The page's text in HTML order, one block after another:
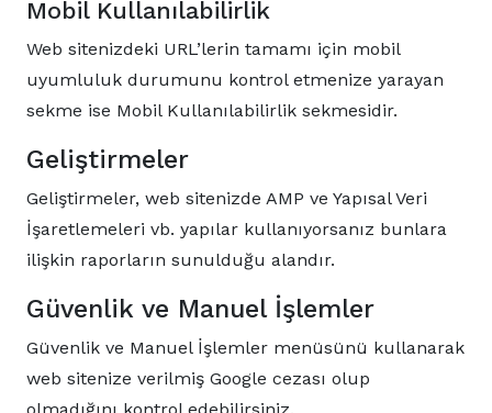
Mobil Kullanılabilirlik
Web sitenizdeki URL’lerin tamamı için mobil
uyumluluk durumunu kontrol etmenize yarayan
sekme ise Mobil Kullanılabilirlik sekmesidir.
Geliştirmeler
Geliştirmeler, web sitenizde AMP ve Yapısal Veri
İşaretlemeleri vb. yapılar kullanıyorsanız bunlara
ilişkin raporların sunulduğu alandır.
Güvenlik ve Manuel İşlemler
Güvenlik ve Manuel İşlemler menüsünü kullanarak
web sitenize verilmiş Google cezası olup